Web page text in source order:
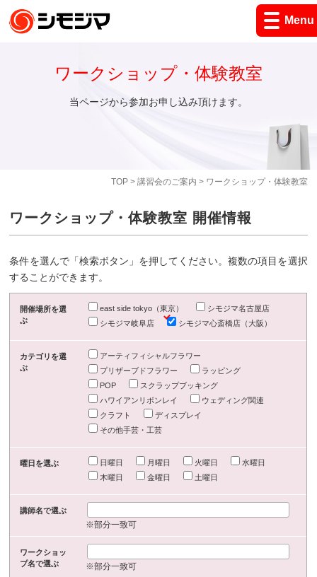
Menu
TOP> 講習会のご案内 > ワークショップ・体験教室
ワークショップ・体験教室
当ページから参加お申し込み頂けます。
ワークショップ・体験教室 開催情報
条件を選んで「検索ボタン」を押してください。複数の項目を選択
することができます。
開催場所を選
ぶ
east side tokyo（東京）
シモジマ名古屋店
シモジマ岐阜店
シモジマ心斎橋店（大阪）
カテゴリを選
ぶ
アーティフィシャルフラワー
プリザーブドフラワー
ラッピング
POP
スクラップブッキング
ハワイアンリボンレイ
ウェディング関連
クラフト
ディスプレイ
その他手芸・工芸
曜日を選ぶ 日曜日 月曜日 火曜日
水曜日
木曜日
金曜日 土曜日
講師名で選ぶ
※部分一致可
ワークショッ
プ名で選ぶ
※部分一致可